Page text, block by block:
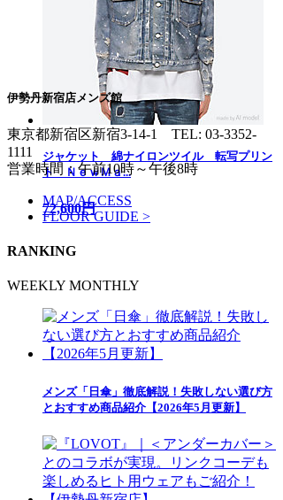
ジャケット 綿ナイロンツイル 転写プリン
ト ＮｅｗＭａ...
72,600円
伊勢丹新宿店メンズ館
東京都新宿区新宿3-14-1 TEL: 03-3352-
1111
営業時間：午前10時～午後8時
MAP/ACCESS
FLOOR GUIDE >
RANKING
WEEKLY MONTHLY
メンズ「日傘」徹底解説！失敗しない選び方
とおすすめ商品紹介【2026年5月更新】